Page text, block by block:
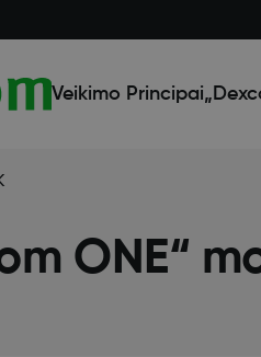
Veikimo Principai
ONE“